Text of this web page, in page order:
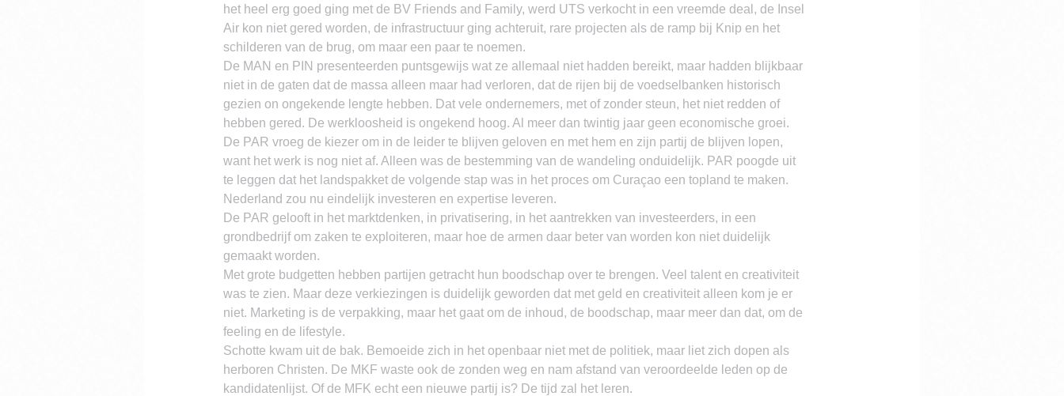
het heel erg goed ging met de BV Friends and Family, werd UTS verkocht in een vreemde deal, de Insel
Air kon niet gered worden, de infrastructuur ging achteruit, rare projecten als de ramp bij Knip en het
schilderen van de brug, om maar een paar te noemen.
De MAN en PIN presenteerden puntsgewijs wat ze allemaal niet hadden bereikt, maar hadden blijkbaar
niet in de gaten dat de massa alleen maar had verloren, dat de rijen bij de voedselbanken historisch
gezien on ongekende lengte hebben. Dat vele ondernemers, met of zonder steun, het niet redden of
hebben gered. De werkloosheid is ongekend hoog. Al meer dan twintig jaar geen economische groei.
De PAR vroeg de kiezer om in de leider te blijven geloven en met hem en zijn partij de blijven lopen,
want het werk is nog niet af. Alleen was de bestemming van de wandeling onduidelijk. PAR poogde uit
te leggen dat het landspakket de volgende stap was in het proces om Curaçao een topland te maken.
Nederland zou nu eindelijk investeren en expertise leveren.
De PAR gelooft in het marktdenken, in privatisering, in het aantrekken van investeerders, in een
grondbedrijf om zaken te exploiteren, maar hoe de armen daar beter van worden kon niet duidelijk
gemaakt worden.
Met grote budgetten hebben partijen getracht hun boodschap over te brengen. Veel talent en creativiteit
was te zien. Maar deze verkiezingen is duidelijk geworden dat met geld en creativiteit alleen kom je er
niet. Marketing is de verpakking, maar het gaat om de inhoud, de boodschap, maar meer dan dat, om de
feeling en de lifestyle.
Schotte kwam uit de bak. Bemoeide zich in het openbaar niet met de politiek, maar liet zich dopen als
herboren Christen. De MKF waste ook de zonden weg en nam afstand van veroordeelde leden op de
kandidatenlijst. Of de MFK echt een nieuwe partij is? De tijd zal het leren.